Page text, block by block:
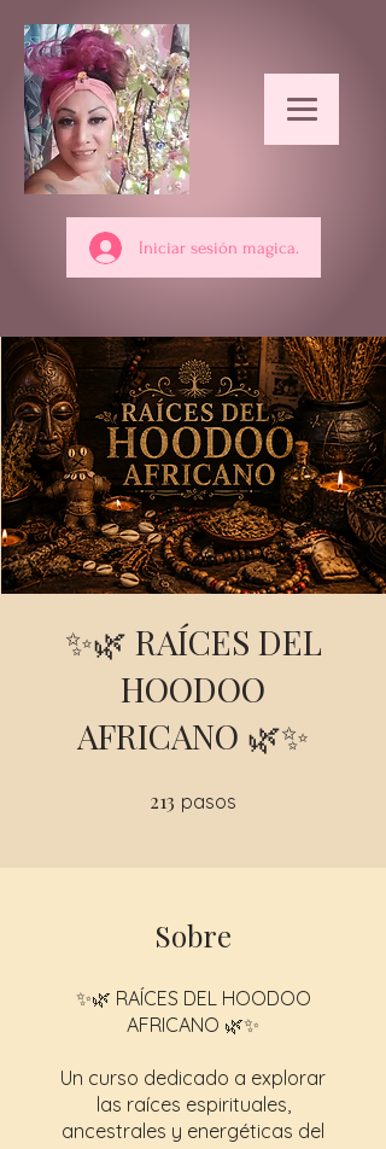
Iniciar sesión magica.
✨🌿 RAÍCES DEL
HOODOO
AFRICANO 🌿✨
213 pasos
Sobre
✨🌿 RAÍCES DEL HOODOO
AFRICANO 🌿✨
Un curso dedicado a explorar
las raíces espirituales,
ancestrales y energéticas del